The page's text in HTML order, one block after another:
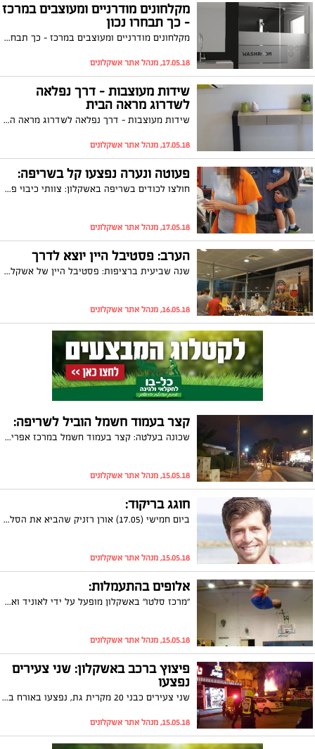
מקלחונים מודרניים ומעוצבים במרכז
– כך תבחרו נכון
מקלחונים מודרניים ומעוצבים במרכז – כך תבחרו נכון
17.05.18, מנהל אתר אשקלונים
שידות מעוצבות – דרך נפלאה
לשדרוג מראה הבית
שידות מעוצבות – דרך נפלאה לשדרוג מראה הבית
17.05.18, מנהל אתר אשקלונים
פעוטה ונערה נפצעו קל בשריפה:
חולצו לכודים בשריפה באשקלון: צוותי כיבוי פעלו לכיבוי שריפה שפרצה בדירה בבניין. לוחמי האש חילצו פעוטה כבת 3 ונערה במצב קל ובסיוע כוחות משטרה
17.05.18, מנהל אתר אשקלונים
הערב: פסטיבל היין יוצא לדרך
שנה שביעית ברציפות: פסטיבל היין של אשקלון יוצא הערב (רביעי) לדרך. השנה, יתקיים הפסטיבל תחת כיפת השמיים ויכלול הופעות של עינת שרוף וסטלוס ואורן חן, מעל 100 סוגי יין, דוכני אוכל, בירות בוטיק והפתעות נוספות
16.05.18, מנהל אתר אשקלונים
קצר בעמוד חשמל הוביל לשריפה:
שכונה בעלטה: קצר בעמוד חשמל במרכז אפרידר הוביל לפריצת שריפה הערב (שלישי). המשטרה סגרה את הכביש על מנת למנוע מעבר מכוניות ואנשים באזור
15.05.18, מנהל אתר אשקלונים
חוגג בריקוד:
ביום חמישי (17.05) אורן רזניק שהביא את הסלסה לאשקלון עם מועדון 'אשקלטינו' (רח' שפינוזה 23), יחגוג יומולדת 24 באווירת חג השבועות. קוד הלבוש: לבן. המועדון נפתח ב 21:00, הלימוד ב 21:30, המסיבה ב 22:30 המעגל יתקיים בסביבות 23:15! לאחר מכן יתקיים מופע מופע מדהים של מארין הלר, שהיא במקרה גם בת הזוג שלו וחלק מלהקת הסלסה מספר אחת בארץ, fire dancers. המסיבה תתקיים עד 1:00 לפנות בוקר, שווה ביותר להגיע! שיהיה במזל :)
15.05.18, מנהל אתר אשקלונים
אלופים בהתעמלות:
"מרכז סלטו" באשקלון מופעל על ידי לאוניד ואלכס סירוטניקוב, ונחשב למוביל בתחום התעמלות קרקע, אקרובטיקה וטרמפולינה מזה כ-20 שנה. במרכז סלטו ילדים מתחילים להתאמן בגיל 5 ומשפרים את היכולות הפיזיות שלהם בכל התחומים. אלכס: "הפעילות אצלנו היא אורח חיים ואנו מעודדים להישגיות"
15.05.18, מנהל אתר אשקלונים
פיצוץ ברכב באשקלון: שני צעירים
נפצעו
שני צעירים כבני 20 מקרית גת, נפצעו באורח בינוני וקל סמוך לחצות הלילה בפיצוץ רכב באשקלון. במשטרה פתחו בחקירה
15.05.18, מנהל אתר אשקלונים